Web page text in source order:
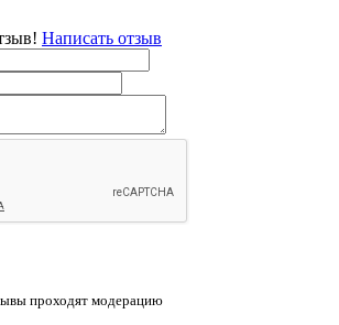
Написать отзыв
проходят модерацию